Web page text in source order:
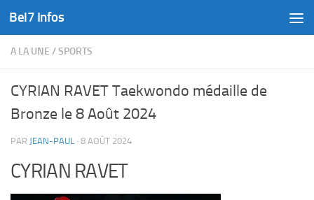
Skip to content
Bel7 Infos
A LA UNE /SPORTS
CYRIAN RAVET Taekwondo médaille de
Bronze le 8 Août 2024
PAR JEAN-PAUL · 8 AOÛT 2024
CYRIAN RAVET